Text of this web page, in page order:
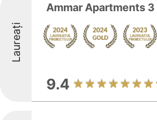
Laureați
Ammar Apartments 3
9.4